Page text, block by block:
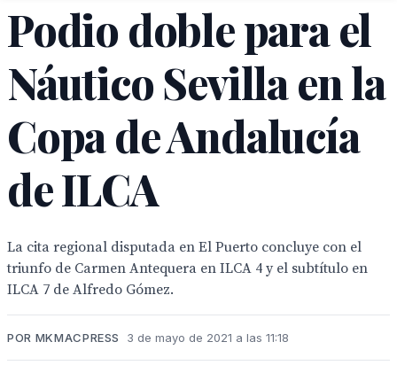
Podio doble para el
Náutico Sevilla en la
Copa de Andalucía
de ILCA
La cita regional disputada en El Puerto concluye con el
triunfo de Carmen Antequera en ILCA 4 y el subtítulo en
ILCA 7 de Alfredo Gómez.
POR MKMACPRESS 3 de mayo de 2021 a las 11:18